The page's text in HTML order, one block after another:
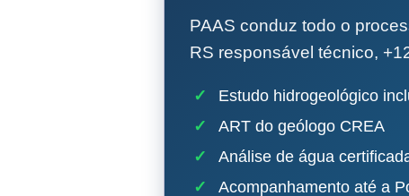
PAAS conduz todo o
RS responsável técnico,
✓
Estudo hidrogeológico
✓
ART do geólogo CREA
✓
Análise de água
✓
Acompanhamento até a